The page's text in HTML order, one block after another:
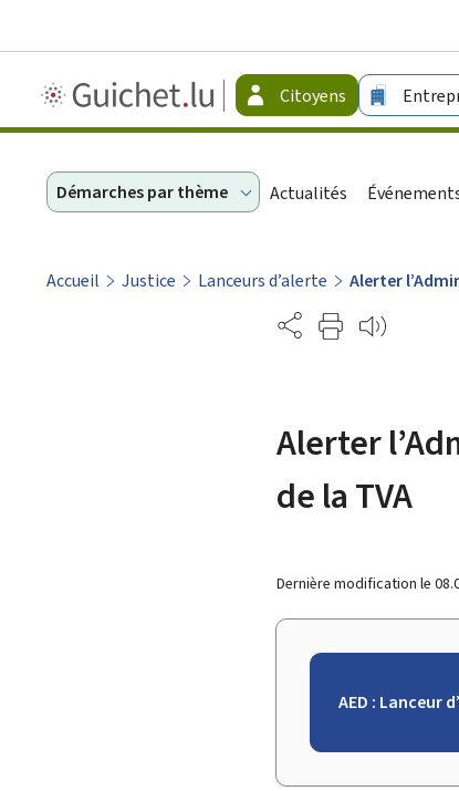
Guichet.lu
-
Citoyens
Démarches par thème Actualités
Accueil Justice Lanceurs d’alerte
Alerter
Partage
Alerter
de la TVA
Dernière modification le
AED : Lanceur